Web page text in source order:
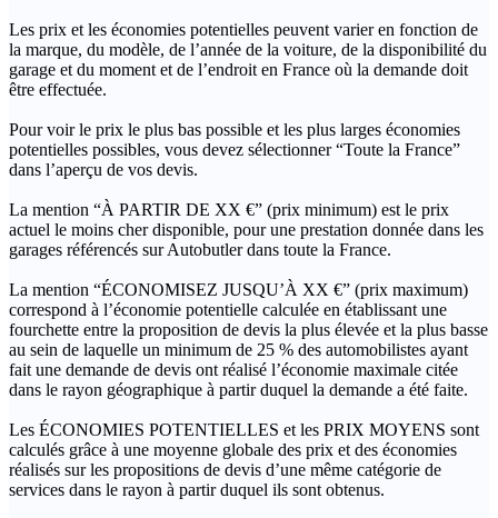
Les prix et les économies potentielles peuvent varier en fonction de
la marque, du modèle, de l’année de la voiture, de la disponibilité du
garage et du moment et de l’endroit en France où la demande doit
être effectuée.
Pour voir le prix le plus bas possible et les plus larges économies
potentielles possibles, vous devez sélectionner “Toute la France”
dans l’aperçu de vos devis.
La mention “À PARTIR DE XX €” (prix minimum) est le prix
actuel le moins cher disponible, pour une prestation donnée dans les
garages référencés sur Autobutler dans toute la France.
La mention “ÉCONOMISEZ JUSQU’À XX €” (prix maximum)
correspond à l’économie potentielle calculée en établissant une
fourchette entre la proposition de devis la plus élevée et la plus basse
au sein de laquelle un minimum de 25 % des automobilistes ayant
fait une demande de devis ont réalisé l’économie maximale citée
dans le rayon géographique à partir duquel la demande a été faite.
Les ÉCONOMIES POTENTIELLES et les PRIX MOYENS sont
calculés grâce à une moyenne globale des prix et des économies
réalisés sur les propositions de devis d’une même catégorie de
services dans le rayon à partir duquel ils sont obtenus.